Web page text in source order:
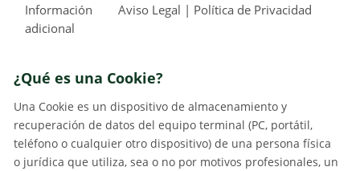
Información
adicional
Aviso Legal | Política de Privacidad
¿Qué es una Cookie?
Una Cookie es un dispositivo de almacenamiento y
recuperación de datos del equipo terminal (PC, portátil,
teléfono o cualquier otro dispositivo) de una persona física
o jurídica que utiliza, sea o no por motivos profesionales, un